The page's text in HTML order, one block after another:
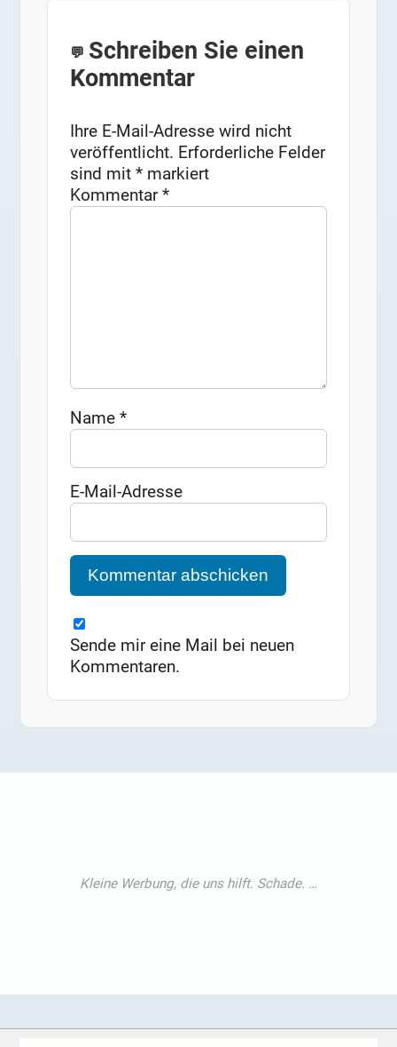
Schreiben Sie einen
Kommentar
Ihre E-Mail-Adresse wird nicht
veröffentlicht. Erforderliche Felder
sind mit* markiert
Kommentar*
Name*
E-Mail-Adresse
Sende mir eine Mail bei neuen
Kommentaren.